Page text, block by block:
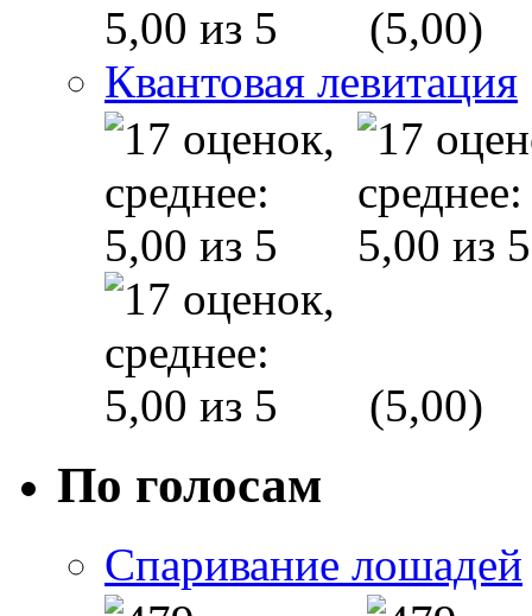
(5,00)
Квантовая левитация
(5,00)
По голосам
Спаривание лошадей